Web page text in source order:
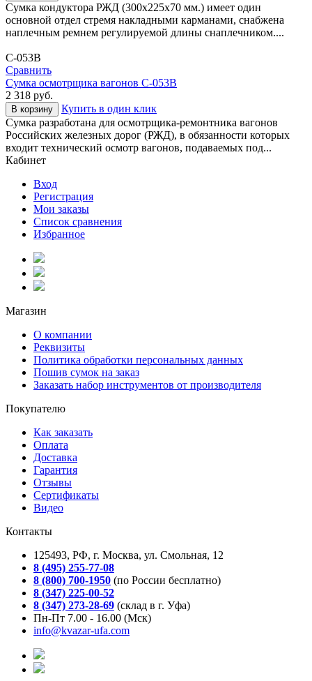
Сумка кондуктора РЖД (300х225х70 мм.) имеет один
основной отдел стремя накладными карманами, снабжена
наплечным ремнем регулируемой длины снаплечником....
С-053B
Сравнить
Сумка осмотрщика вагонов С-053B
2 318 руб.
В корзину
Купить в один клик
Сумка разработана для осмотрщика-ремонтника вагонов
Российских железных дорог (РЖД), в обязанности которых
входит технический осмотр вагонов, подаваемых под...
Кабинет
Вход
Регистрация
Мои заказы
Список сравнения
Избранное
Магазин
О компании
Реквизиты
Политика обработки персональных данных
Пошив сумок на заказ
Заказать набор инструментов от производителя
Покупателю
Как заказать
Оплата
Доставка
Гарантия
Отзывы
Сертификаты
Видео
Контакты
125493, РФ, г. Москва, ул. Смольная, 12
8 (495) 255-77-08
8 (800) 700-1950 (по России бесплатно)
8 (347) 225-00-52
8 (347) 273-28-69 (склад в г. Уфа)
Пн-Пт 7.00 - 16.00 (Мск)
info@kvazar-ufa.com